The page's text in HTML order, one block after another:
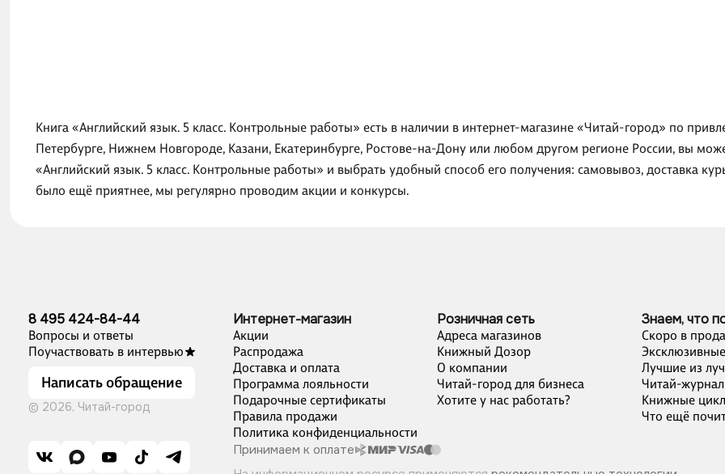
Книга «Английский язык. 5 класс. Контрольные работы» есть в наличии в интернет-магазине «Читай-город» по
Петербурге, Нижнем Новгороде, Казани, Екатеринбурге, Ростове-на-Дону или любом другом регионе России, вы
«Английский язык. 5 класс. Контрольные работы» и выбрать удобный способ его получения: самовывоз, доставка
было ещё приятнее, мы регулярно проводим акции и конкурсы.
8 495 424-84-44
Вопросы и ответы
Поучаствовать в интервью
Написать обращение
© 2026, Читай-город
Интернет-магазин
Акции
Распродажа
Доставка и оплата
Программа лояльности
Подарочные сертификаты
Правила продажи
Политика конфиденциальности
Розничная сеть
Адреса магазинов
Книжный Дозор
О компании
Читай-город для бизнеса
Хотите у нас работать?
Знаем, что
Скоро в
Лучшие из
Читай-журнал
Книжные
Что ещё
Принимаем к оплате